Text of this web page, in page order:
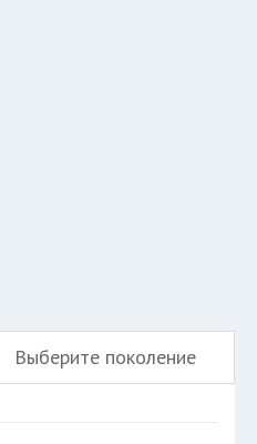
Выберите поколение